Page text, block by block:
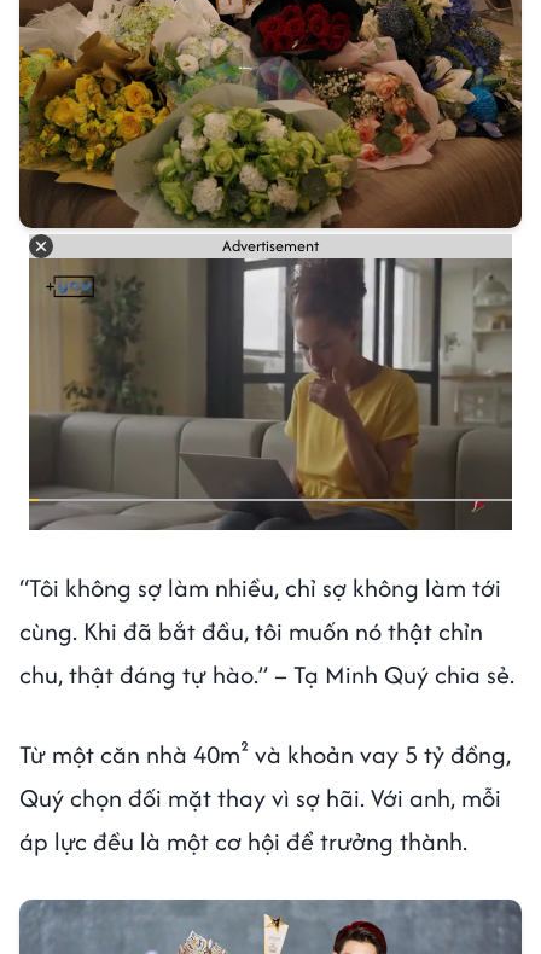
Advertisement
“Tôi không sợ làm nhiều, chỉ sợ không làm tới
cùng. Khi đã bắt đầu, tôi muốn nó thật chỉn
chu, thật đáng tự hào.” – Tạ Minh Quý chia sẻ.
Từ một căn nhà 40m² và khoản vay 5 tỷ đồng,
Quý chọn đối mặt thay vì sợ hãi. Với anh, mỗi
áp lực đều là một cơ hội để trưởng thành.